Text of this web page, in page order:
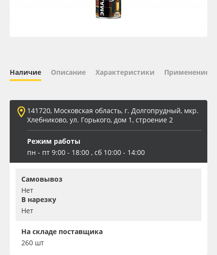
ПЭТ бэклит
Вспененный ПВХ
Заготовки для сувениров
Наличие Описание Характеристики Применение
141720, Московская область, г. Долгопрудный, мкр.
Хлебниково, ул. Горького, дом 1, строение 2
Режим работы
пн - пт 9:00 - 18:00 , сб 10:00 - 14:00
Самовывоз
Нет
В нарезку
Нет
На складе поставщика
260 шт